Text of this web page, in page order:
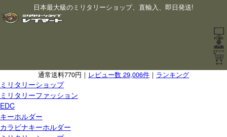
日本最大級のミリタリーショップ、直輸入、即日発送!
通常送料770円｜ レビュー数 29,006件 ｜ ランキング
ミリタリーショップ
ミリタリーファッション
EDC
キーホルダー
カラビナキーホルダー